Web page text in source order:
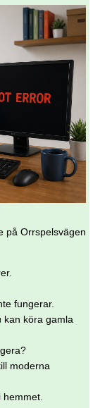
på Orrspelsvägen
fungerar.
kan köra gamla
moderna